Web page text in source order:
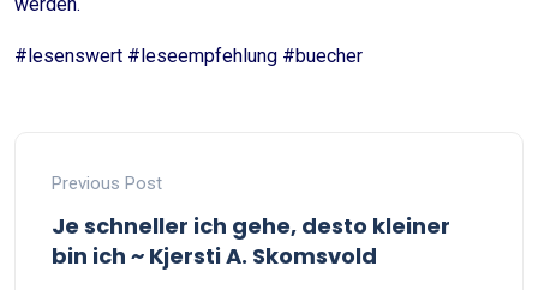
#lesenswert #leseempfehlung #buecher
Previous Post
Je schneller ich gehe, desto kleiner
bin ich ~ Kjersti A. Skomsvold